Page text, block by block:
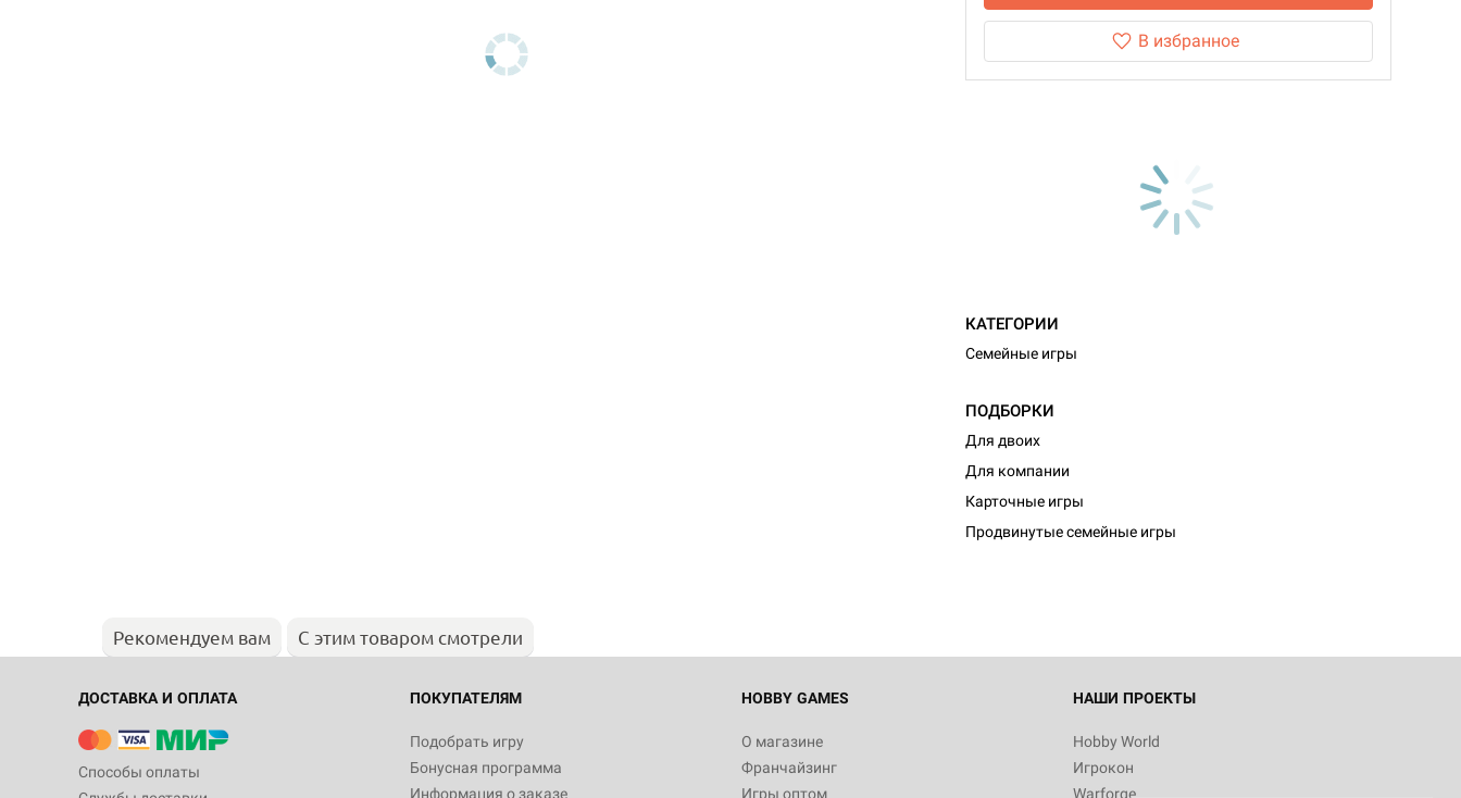
В избранное
КАТЕГОРИИ
Семейные игры
ПОДБОРКИ
Для двоих
Для компании
Карточные игры
Продвинутые семейные игры
Рекомендуем вам С этим товаром смотрели
ДОСТАВКА И ОПЛАТА
Способы оплаты
ПОКУПАТЕЛЯМ
Подобрать игру
Бонусная программа
Информация о заказе
HOBBY GAMES
О магазине
Франчайзинг
Игры оптом
НАШИ ПРОЕКТЫ
Hobby World
Игрокон
Warforge